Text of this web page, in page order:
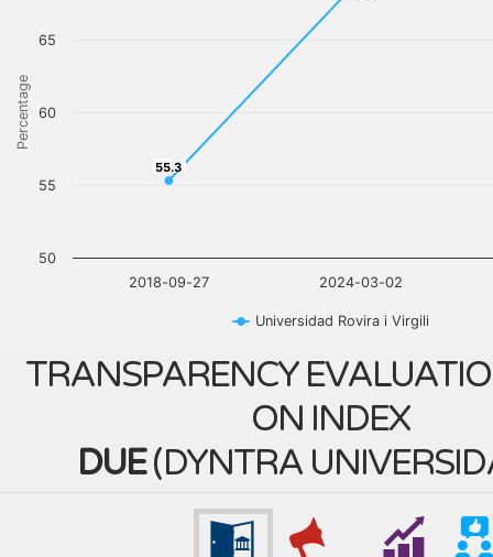
Percentage
55.3
55.3
Universidad Rovira i Virgili
2018-09-27 2024-03-02
50
55
60
65
TRANSPARENCY
ON INDEX
DUE(DYNTRA